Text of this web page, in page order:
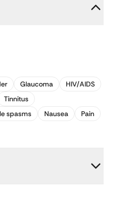
Glaucoma
HIV/AIDS
Tinnitus
spasms Nausea
Pain